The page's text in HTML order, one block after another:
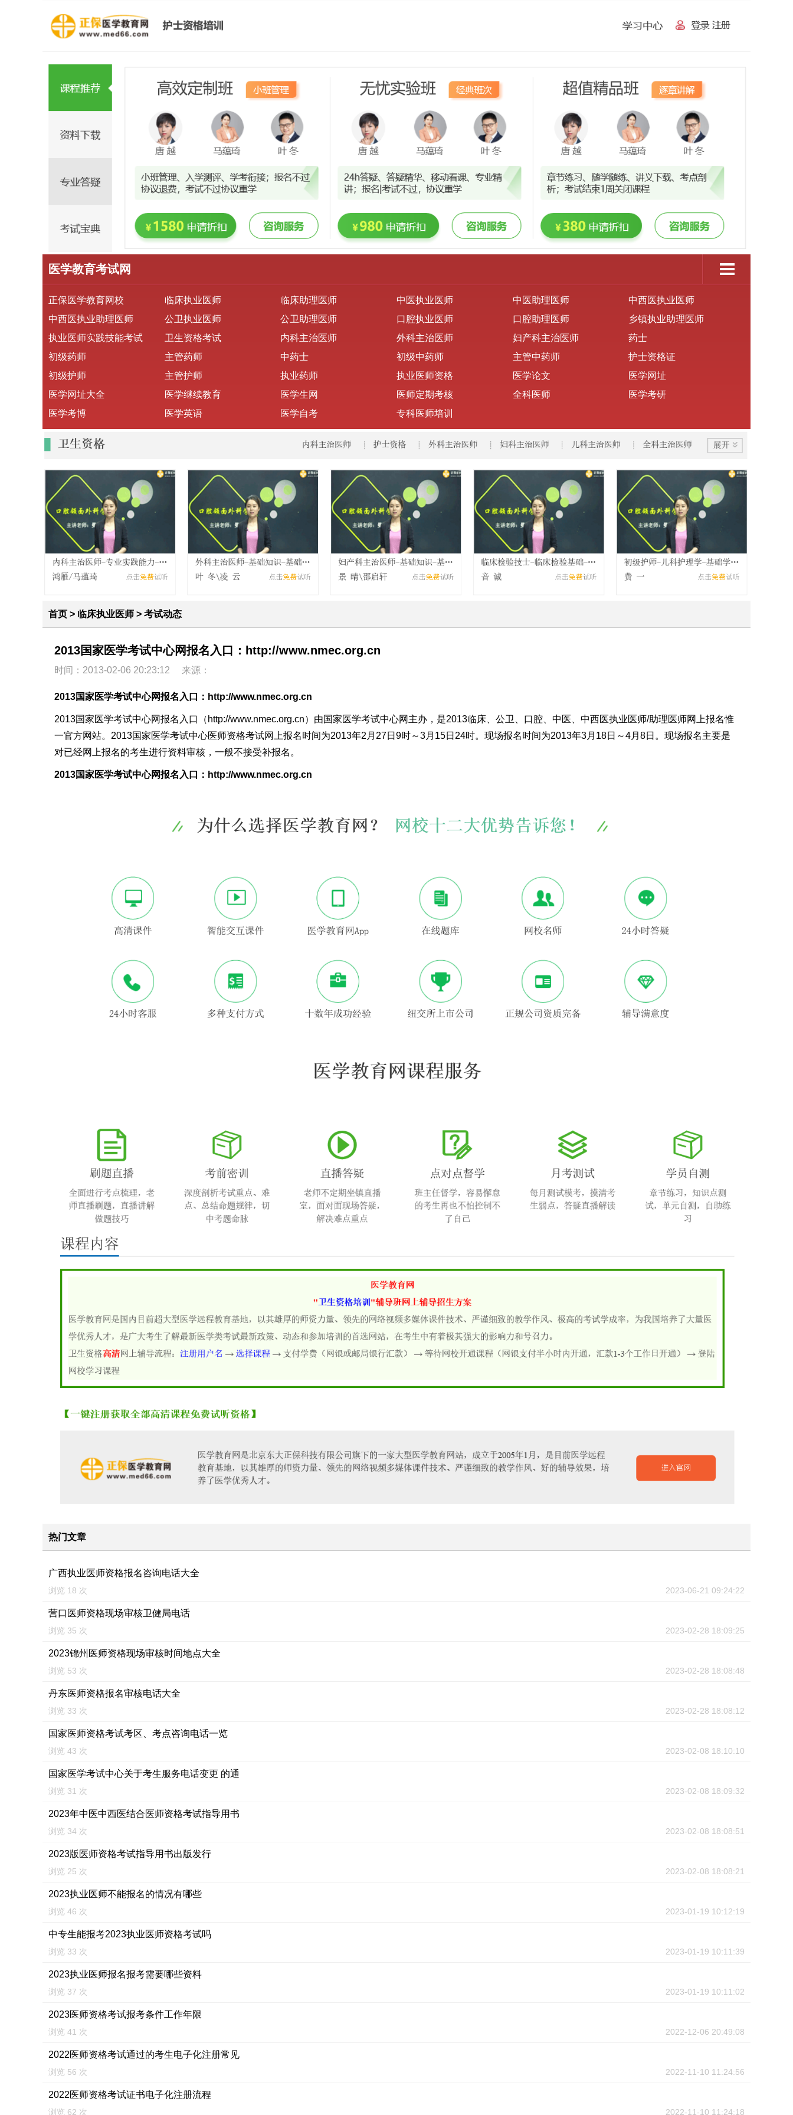
医学教育考试网
正保医学教育网校 临床执业医师 临床助理医师 中医执业医师 中医助理医师
中西医执业医师
中西医执业助理医师
公卫执业医师 公卫助理医师 口腔执业医师 口腔助理医师
乡镇执业助理医师
执业医师实践技能考试
卫生资格考试 内科主治医师 外科主治医师 妇产科主治医师
药士
初级药师
主管药师 中药士 初级中药师 主管中药师
护士资格证
初级护师
主管护师 执业药师 执业医师资格 医学论文
医学网址
医学网址大全
医学继续教育 医学生网 医师定期考核 全科医师
医学考研
医学考博
医学英语 医学自考 专科医师培训
首页 > 临床执业医师 > 考试动态
2013国家医学考试中心网报名入口：http://www.nmec.org.cn
时间：2013-02-06 20:23:12 来源：
2013国家医学考试中心网报名入口： http://www.nmec.org.cn
2013国家医学考试中心网报名入口（http://www.nmec.org.cn）由国家医学考试中心网主办，是2013临床、公卫、口腔、中医、中西医执业医师/助理医师网上报名惟
一官方网站。2013国家医学考试中心医师资格考试网上报名时间为2013年2月27日9时～3月15日24时。现场报名时间为2013年3月18日～4月8日。现场报名主要是
对已经网上报名的考生进行资料审核，一般不接受补报名。
2013国家医学考试中心网报名入口： http://www.nmec.org.cn
热门文章
广西执业医师资格报名咨询电话大全
浏览 18 次 2023-06-21 09:24:22
营口医师资格现场审核卫健局电话
浏览 35 次 2023-02-28 18:09:25
2023锦州医师资格现场审核时间地点大全
浏览 53 次 2023-02-28 18:08:48
丹东医师资格报名审核电话大全
浏览 33 次 2023-02-28 18:08:12
国家医师资格考试考区、考点咨询电话一览
浏览 43 次 2023-02-08 18:10:10
国家医学考试中心关于考生服务电话变更 的通
浏览 31 次 2023-02-08 18:09:32
2023年中医中西医结合医师资格考试指导用书
浏览 34 次 2023-02-08 18:08:51
2023版医师资格考试指导用书出版发行
浏览 25 次 2023-02-08 18:08:21
2023执业医师不能报名的情况有哪些
浏览 46 次 2023-01-19 10:12:19
中专生能报考2023执业医师资格考试吗
浏览 33 次 2023-01-19 10:11:39
2023执业医师报名报考需要哪些资料
浏览 37 次 2023-01-19 10:11:02
2023医师资格考试报考条件工作年限
浏览 41 次 2022-12-06 20:49:08
2022医师资格考试通过的考生电子化注册常见
浏览 56 次 2022-11-10 11:24:56
2022医师资格考试证书电子化注册流程
浏览 62 次 2022-11-10 11:24:18